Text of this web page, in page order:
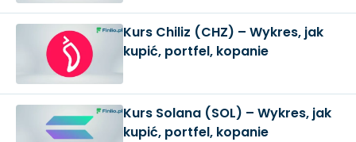
Kurs Chiliz (CHZ) – Wykres, jak
kupić, portfel, kopanie
Kurs Solana (SOL) – Wykres, jak
kupić, portfel, kopanie